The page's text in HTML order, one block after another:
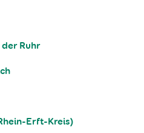
Ruhr
Erft-Kreis)